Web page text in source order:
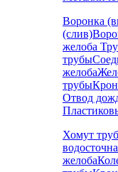
Воронка
(слив)
желоба
трубы
желоба
трубы
Отвод
Хомут
желоба